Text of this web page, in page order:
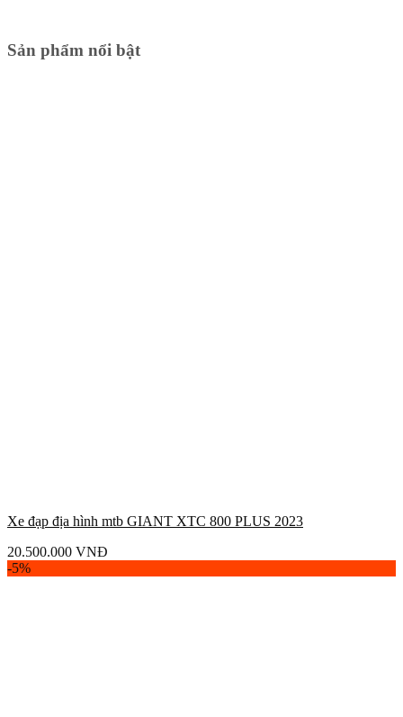
Sản phẩm nổi bật
Xe đạp địa hình mtb GIANT XTC 800 PLUS 2023
20.500.000 VNĐ
-5%